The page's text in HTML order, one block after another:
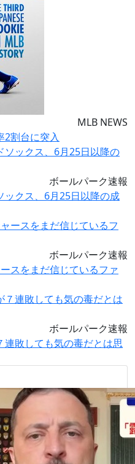
MLB NEWS
2割台に突入
ボールパーク速報
ックス、6月25日以降の成
ボールパーク速報
スをまだ信じているファ
ボールパーク速報
連敗しても気の毒だとは思